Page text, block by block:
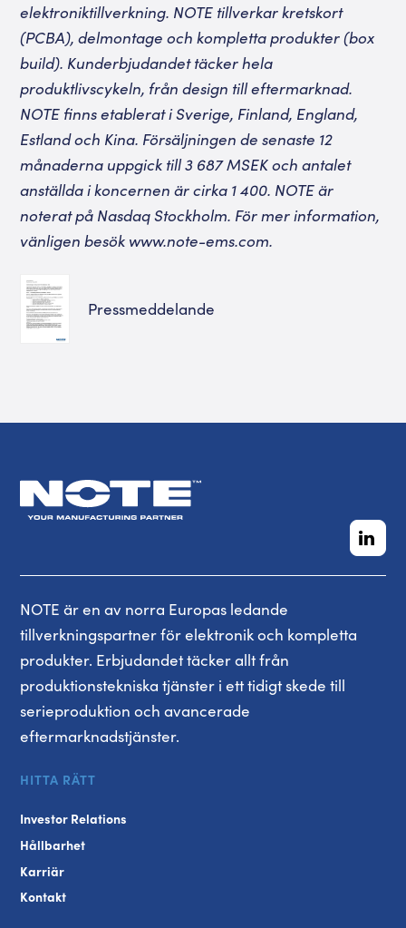
elektroniktillverkning. NOTE tillverkar kretskort
(PCBA), delmontage och kompletta produkter (box
build). Kunderbjudandet täcker hela
produktlivscykeln, från design till eftermarknad.
NOTE finns etablerat i Sverige, Finland, England,
Estland och Kina. Försäljningen de senaste 12
månaderna uppgick till 3 687 MSEK och antalet
anställda i koncernen är cirka 1 400. NOTE är
noterat på Nasdaq Stockholm. För mer information,
vänligen besök www.note-ems.com.
Pressmeddelande
NOTE är en av norra Europas ledande
tillverkningspartner för elektronik och kompletta
produkter. Erbjudandet täcker allt från
produktionstekniska tjänster i ett tidigt skede till
serieproduktion och avancerade
eftermarknadstjänster.
HITTA RÄTT
Investor Relations
Hållbarhet
Karriär
Kontakt